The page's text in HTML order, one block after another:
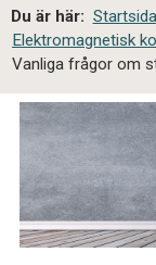
a
l
s
i
t
e
ö
k
Du är här: Startsida
Elektromagnetisk
Vanliga frågor om